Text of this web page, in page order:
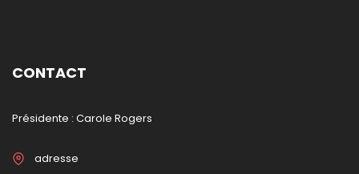
CONTACT
Présidente : Carole Rogers
adresse